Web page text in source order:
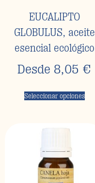
EUCALIPTO
GLOBULUS, aceite
esencial ecológico
Desde 8,05 €
Seleccionar opciones